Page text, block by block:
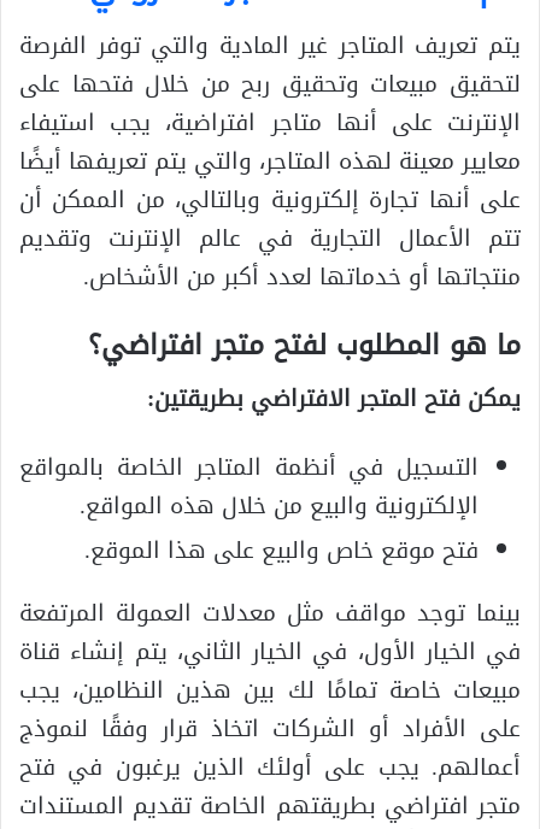
يتم تعريف المتاجر غير المادية والتي توفر الفرصة
لتحقيق مبيعات وتحقيق ربح من خلال فتحها على
الإنترنت على أنها متاجر افتراضية، يجب استيفاء
معايير معينة لهذه المتاجر، والتي يتم تعريفها أيضًا
على أنها تجارة إلكترونية وبالتالي، من الممكن أن
تتم الأعمال التجارية في عالم الإنترنت وتقديم
منتجاتها أو خدماتها لعدد أكبر من الأشخاص.
ما هو المطلوب لفتح متجر افتراضي؟
يمكن فتح المتجر الافتراضي بطريقتين:
التسجيل في أنظمة المتاجر الخاصة بالمواقع
الإلكترونية والبيع من خلال هذه المواقع.
فتح موقع خاص والبيع على هذا الموقع.
بينما توجد مواقف مثل معدلات العمولة المرتفعة
في الخيار الأول، في الخيار الثاني، يتم إنشاء قناة
مبيعات خاصة تمامًا لك بين هذين النظامين، يجب
على الأفراد أو الشركات اتخاذ قرار وفقًا لنموذج
أعمالهم. يجب على أولئك الذين يرغبون في فتح
متجر افتراضي بطريقتهم الخاصة تقديم المستندات